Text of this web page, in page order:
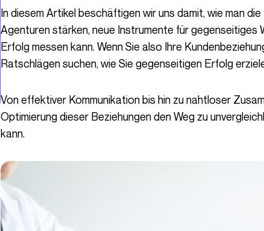
In diesem Artikel beschäftigen wir uns damit, wie man die Beziehungen zwischen Kunden und
Agenturen stärken, neue Instrumente für gegenseitiges
Erfolg messen kann. Wenn Sie also Ihre
Ratschlägen suchen, wie Sie gegenseitigen Erfolg
Von effektiver Kommunikation bis hin zu nahtloser Zusammenarbeit: Finden Sie heraus, wie die
Optimierung dieser Beziehungen den Weg zu
kann.